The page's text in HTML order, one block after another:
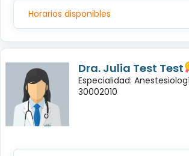
Horarios disponibles
Dra. Julia Test Test
Especialidad:
30002010